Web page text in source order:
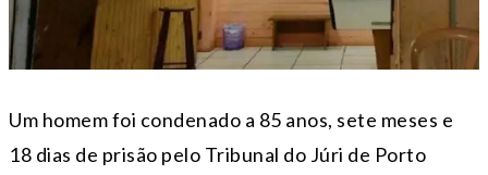
Um homem foi condenado a 85 anos, sete meses e
18 dias de prisão pelo Tribunal do Júri de Porto